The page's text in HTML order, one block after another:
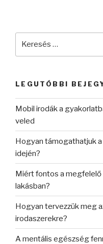
LEGUTÓBBI
Mobil irodák a
veled
Hogyan támogathatjuk
idején?
Miért fontos a
lakásban?
Hogyan tervezzük meg
irodaszerekre?
A mentális egészség